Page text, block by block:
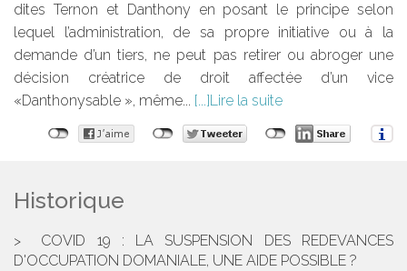
dites Ternon et Danthony en posant le principe selon
lequel l’administration, de sa propre initiative ou à la
demande d’un tiers, ne peut pas retirer ou abroger une
décision créatrice de droit affectée d’un vice
«Danthonysable », même...
Lire la suite
Historique
COVID 19 : LA SUSPENSION DES REDEVANCES
D'OCCUPATION DOMANIALE, UNE AIDE POSSIBLE ?